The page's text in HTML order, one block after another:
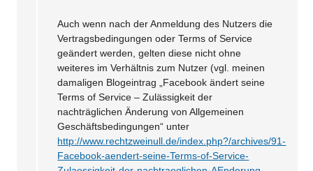
Auch wenn nach der Anmeldung des Nutzers die
Vertragsbedingungen oder Terms of Service
geändert werden, gelten diese nicht ohne
weiteres im Verhältnis zum Nutzer (vgl. meinen
damaligen Blogeintrag „Facebook ändert seine
Terms of Service – Zulässigkeit der
nachträglichen Änderung von Allgemeinen
Geschäftsbedingungen“ unter
http://www.rechtzweinull.de/index.php?/archives/91-
Facebook-aendert-seine-Terms-of-Service-